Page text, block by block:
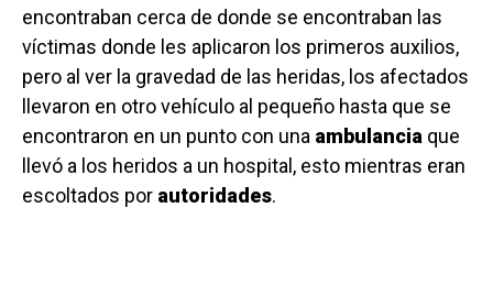
encontraban cerca de donde se encontraban las
víctimas donde les aplicaron los primeros auxilios,
pero al ver la gravedad de las heridas, los afectados
llevaron en otro vehículo al pequeño hasta que se
encontraron en un punto con una ambulancia que
llevó a los heridos a un hospital, esto mientras eran
escoltados por autoridades.